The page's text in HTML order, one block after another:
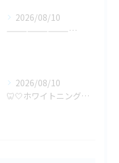
2026/08/10
—————————————
2026/08/10
🦷🤍ホワイトニング中のちょっとしたポイント🤍🦷